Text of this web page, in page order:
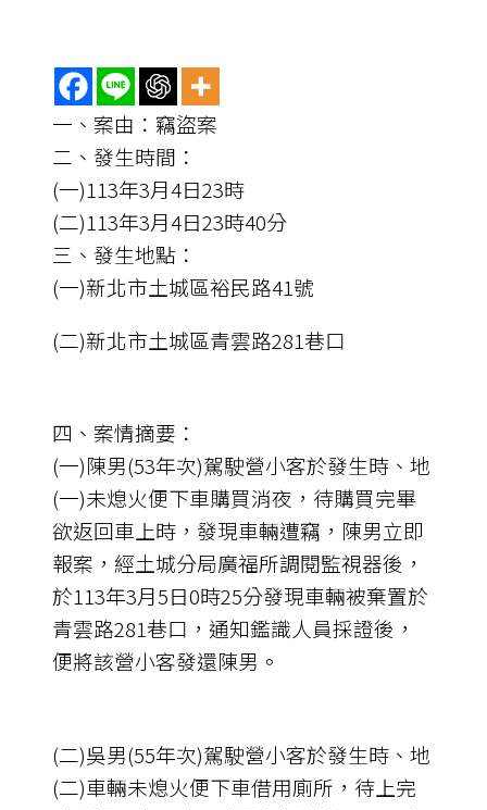
一、案由：竊盜案
二、發生時間：
(一)113年3月4日23時
(二)113年3月4日23時40分
三、發生地點：
(一)新北市土城區裕民路41號
(二)新北市土城區青雲路281巷口
四、案情摘要：
(一)陳男(53年次)駕駛營小客於發生時、地
(一)未熄火便下車購買消夜，待購買完畢
欲返回車上時，發現車輛遭竊，陳男立即
報案，經土城分局廣福所調閱監視器後，
於113年3月5日0時25分發現車輛被棄置於
青雲路281巷口，通知鑑識人員採證後，
便將該營小客發還陳男。
(二)吳男(55年次)駕駛營小客於發生時、地
(二)車輛未熄火便下車借用廁所，待上完